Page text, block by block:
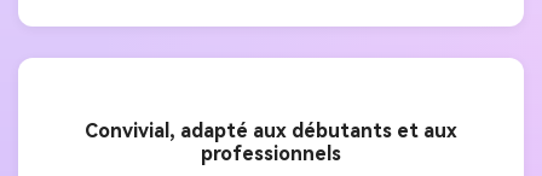
Convivial, adapté aux débutants et aux
professionnels